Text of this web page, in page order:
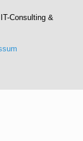
Consulting &